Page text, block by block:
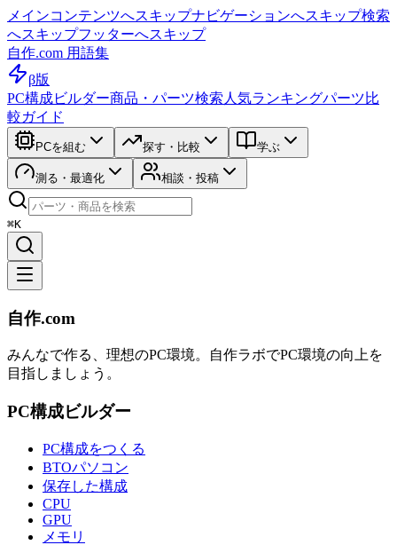
メインコンテンツへスキップナビゲーションへスキップ検索
へスキップフッターへスキップ
自作.com 用語集
β版
PC構成ビルダー商品・パーツ検索 人気ランキングパーツ比
較ガイド
PCを組む 探す・比較 学ぶ
測る・最適化 相談・投稿
⌘K
自作.com
みんなで作る、理想のPC環境。 自作ラボでPC環境の向上を
目指しましょう。
PC構成ビルダー
PC構成をつくる
BTOパソコン
保存した構成
CPU
GPU
メモリ